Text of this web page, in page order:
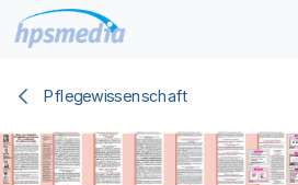
Zum Inhalt springen
Pflegewissenschaft